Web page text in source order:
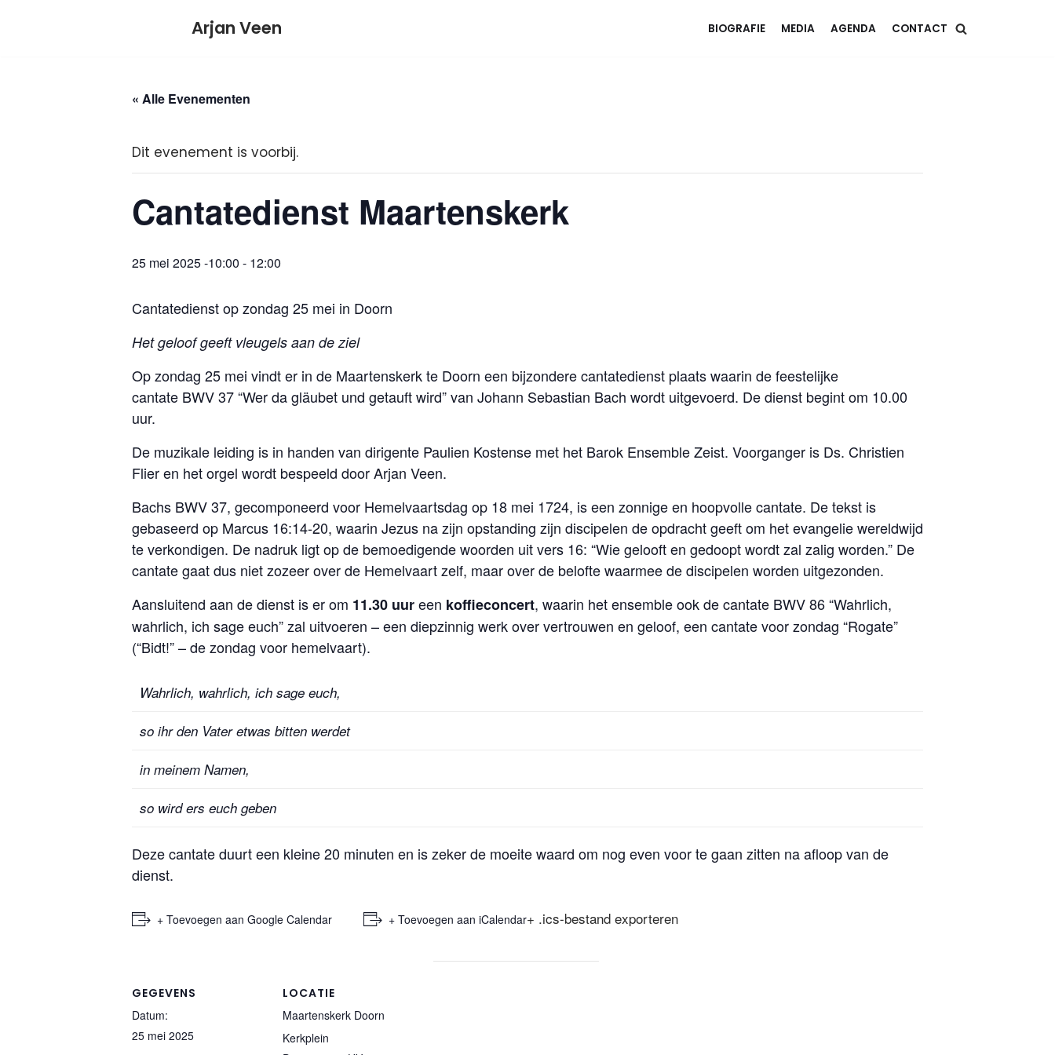
Arjan Veen BIOGRAFIE MEDIA AGENDA CONTACT
« Alle Evenementen
Dit evenement is voorbij.
Cantatedienst Maartenskerk
25 mei 2025 -10:00 - 12:00
Cantatedienst op zondag 25 mei in Doorn
Het geloof geeft vleugels aan de ziel
Op zondag 25 mei vindt er in de Maartenskerk te Doorn een bijzondere cantatedienst plaats waarin de feestelijke
cantate BWV 37 “Wer da gläubet und getauft wird” van Johann Sebastian Bach wordt uitgevoerd. De dienst begint om 10.00
uur.
De muzikale leiding is in handen van dirigente Paulien Kostense met het Barok Ensemble Zeist. Voorganger is Ds. Christien
Flier en het orgel wordt bespeeld door Arjan Veen.
Bachs BWV 37, gecomponeerd voor Hemelvaartsdag op 18 mei 1724, is een zonnige en hoopvolle cantate. De tekst is
gebaseerd op Marcus 16:14-20, waarin Jezus na zijn opstanding zijn discipelen de opdracht geeft om het evangelie wereldwijd
te verkondigen. De nadruk ligt op de bemoedigende woorden uit vers 16: “Wie gelooft en gedoopt wordt zal zalig worden.” De
cantate gaat dus niet zozeer over de Hemelvaart zelf, maar over de belofte waarmee de discipelen worden uitgezonden.
Aansluitend aan de dienst is er om 11.30 uureen koffieconcert, waarin het ensemble ook de cantate BWV 86 “Wahrlich,
wahrlich, ich sage euch” zal uitvoeren – een diepzinnig werk over vertrouwen en geloof, een cantate voor zondag “Rogate”
(“Bidt!” – de zondag voor hemelvaart).
Wahrlich, wahrlich, ich sage euch,
so ihr den Vater etwas bitten werdet
in meinem Namen,
so wird ers euch geben
Deze cantate duurt een kleine 20 minuten en is zeker de moeite waard om nog even voor te gaan zitten na afloop van de
dienst.
+ Toevoegen aan Google Calendar + Toevoegen aan iCalendar+ .ics-bestand exporteren
GEGEVENS
Datum:
25 mei 2025
LOCATIE
Maartenskerk Doorn
Kerkplein